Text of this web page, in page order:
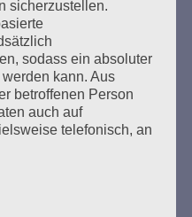
DEN
sicherzustellen.
sodass ein absoluter
kann. Aus
betroffenen Person
auch auf
telefonisch, an